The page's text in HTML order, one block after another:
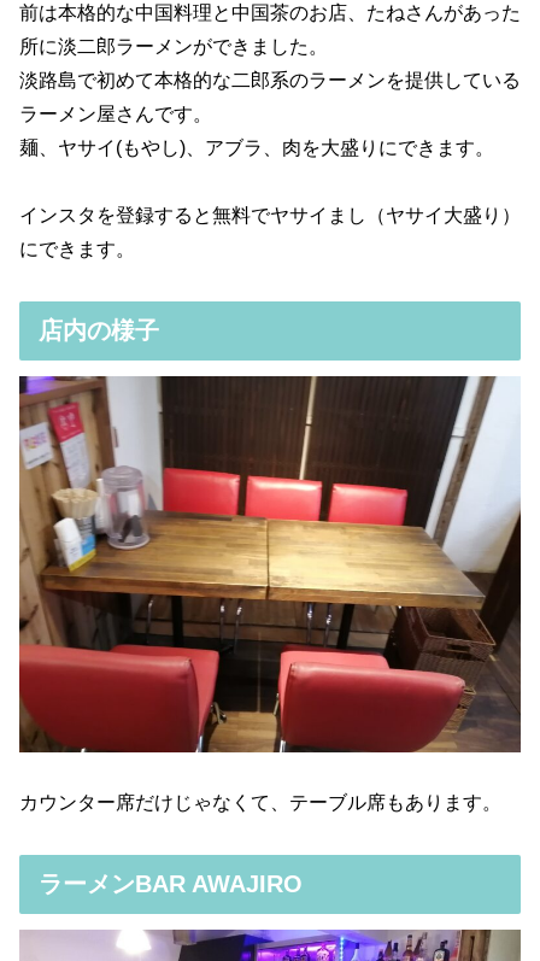
前は本格的な中国料理と中国茶のお店、たねさんがあった
所に淡二郎ラーメンができました。
淡路島で初めて本格的な二郎系のラーメンを提供している
ラーメン屋さんです。
麺、ヤサイ(もやし)、アブラ、肉を大盛りにできます。
インスタを登録すると無料でヤサイまし（ヤサイ大盛り）
にできます。
店内の様子
カウンター席だけじゃなくて、テーブル席もあります。
ラーメンBAR AWAJIRO